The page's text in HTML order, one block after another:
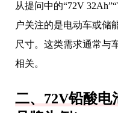
从提问中的“72V
户关注的是电动车或储
尺寸。这类需求通常与
相关。
二、72V铅酸电